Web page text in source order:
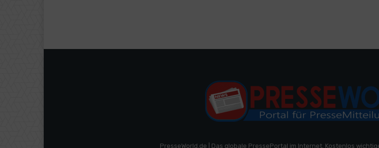
PresseWorld.de | Das globale PressePortal im Internet. Kostenlos